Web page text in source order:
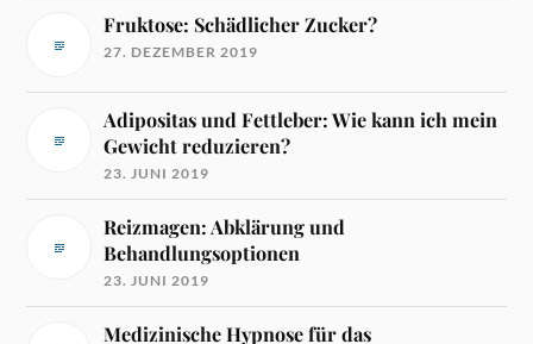
Fruktose: Schädlicher Zucker?
27. DEZEMBER 2019
Adipositas und Fettleber: Wie kann ich mein
Gewicht reduzieren?
23. JUNI 2019
Reizmagen: Abklärung und
Behandlungsoptionen
23. JUNI 2019
Medizinische Hypnose für das